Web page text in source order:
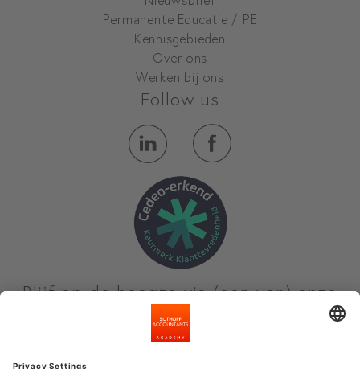
Permanente Educatie / PE
Kennisgebieden
Over ons
Werken bij ons
Follow us
Blijf op de hoogte via (een van) onze
nieuwsbrieven